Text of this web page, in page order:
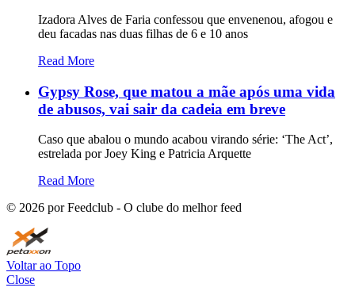
Izadora Alves de Faria confessou que envenenou, afogou e
deu facadas nas duas filhas de 6 e 10 anos
Read More
Gypsy Rose, que matou a mãe após uma vida
de abusos, vai sair da cadeia em breve
Caso que abalou o mundo acabou virando série: ‘The Act’,
estrelada por Joey King e Patricia Arquette
Read More
© 2026 por Feedclub - O clube do melhor feed
Voltar ao Topo
Close